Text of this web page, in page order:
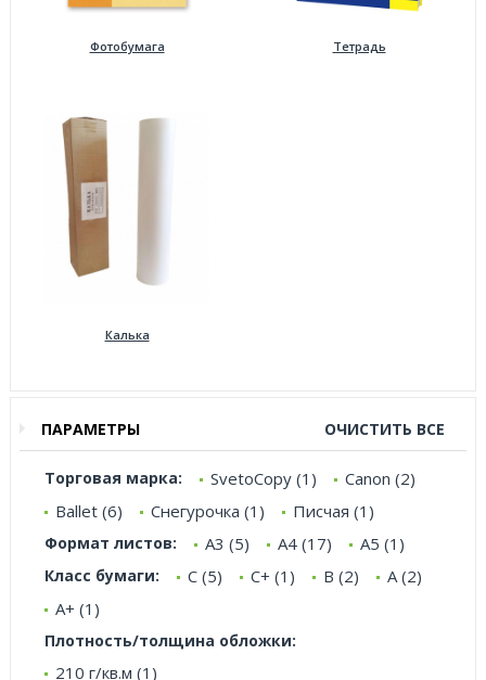
Фотобумага Тетрадь
Калька
ПАРАМЕТРЫ ОЧИСТИТЬ ВСЕ
Торговая марка: SvetoCopy (1)
Canon (2)
Ballet (6)
Снегурочка (1) Писчая (1)
Формат листов: А3 (5) А4 (17) А5 (1)
Класс бумаги: C (5) C+ (1) B (2)
A (2)
A+ (1)
Плотность/толщина обложки:
210 г/кв.м (1)